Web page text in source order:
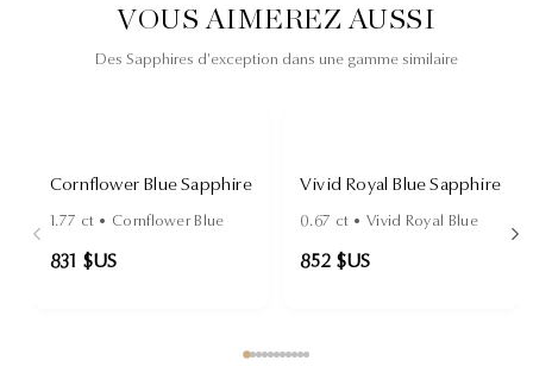
VOUS AIMEREZ AUSSI
Des Sapphires d'exception dans une gamme similaire
Cornflower Blue Sapphire
1.77 ct • Cornflower Blue
831 $US
Vivid Royal Blue Sapphire
0.67 ct •Vivid Royal Blue
852 $US